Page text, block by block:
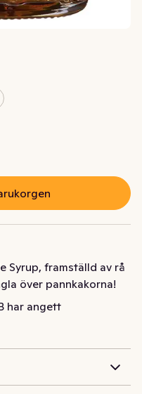
Syrup, framställd av rå
över pannkakorna!
har angett